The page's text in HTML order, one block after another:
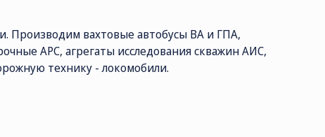
Производим вахтовые автобусы ВА и ГПА,
АРС, агрегаты исследования скважин АИС,
технику - локомобили.